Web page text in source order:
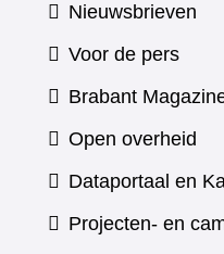
Nieuwsbrieven
Voor de pers
Brabant
Open overheid
Dataportaal en
Projecten- en